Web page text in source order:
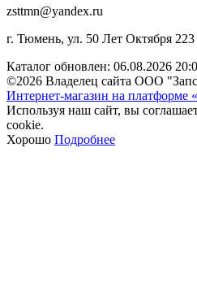
zsttmn@yandex.ru
г. Тюмень, ул. 50 Лет Октября 223
Каталог обновлен: 06.08.2026
©2026 Владелец сайта ООО
Интернет-магазин на платформе
Используя наш сайт, вы
cookie.
Хорошо Подробнее